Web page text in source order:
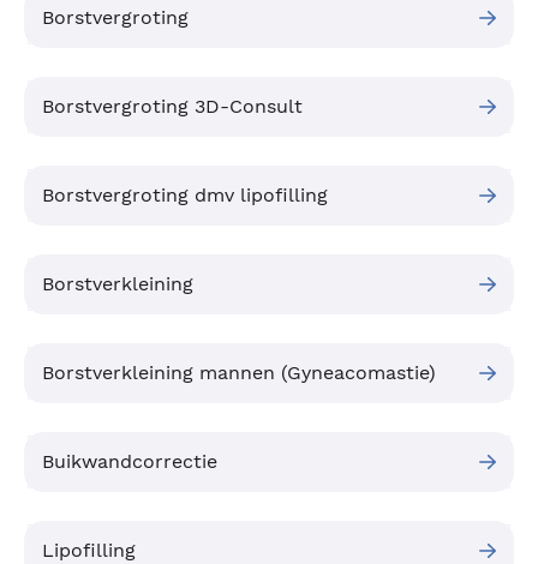
Borstvergroting
Borstvergroting 3D-Consult
Borstvergroting dmv lipofilling
Borstverkleining
Borstverkleining mannen (Gyneacomastie)
Buikwandcorrectie
Lipofilling